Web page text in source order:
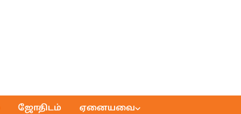
ஜோதிடம் ஏனையவை